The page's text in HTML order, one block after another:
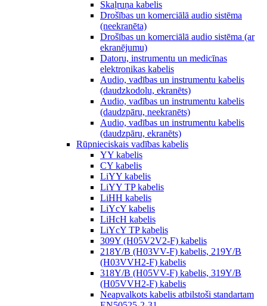
Skaļruņa kabelis
Drošības un komerciālā audio sistēma
(neekranēta)
Drošības un komerciālā audio sistēma (ar
ekranējumu)
Datoru, instrumentu un medicīnas
elektronikas kabelis
Audio, vadības un instrumentu kabelis
(daudzkodolu, ekranēts)
Audio, vadības un instrumentu kabelis
(daudzpāru, neekranēts)
Audio, vadības un instrumentu kabelis
(daudzpāru, ekranēts)
Rūpnieciskais vadības kabelis
YY kabelis
CY kabelis
LiYY kabelis
LiYY TP kabelis
LiHH kabelis
LiYcY kabelis
LiHcH kabelis
LiYcY TP kabelis
309Y (H05V2V2-F) kabelis
218Y/B (H03VV-F) kabelis, 219Y/B
(H03VVH2-F) kabelis
318Y/B (H05VV-F) kabelis, 319Y/B
(H05VVH2-F) kabelis
Neapvalkots kabelis atbilstoši standartam